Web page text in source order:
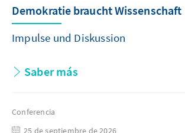
Demokratie braucht Wissenschaft
Impulse und Diskussion
Saber más
Conferencia
25 de septiembre de 2026